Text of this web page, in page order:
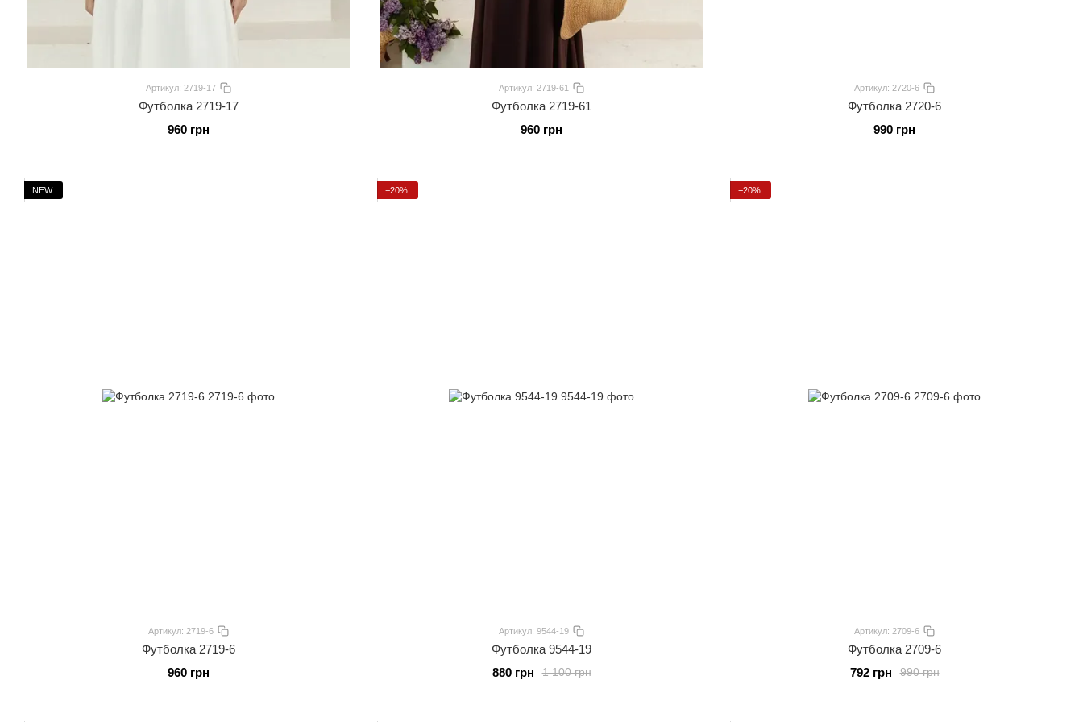
Артикул: 2719-17
Футболка 2719-17
960 грн
Артикул: 2719-61
Футболка 2719-61
960 грн
Артикул: 2720-6
Футболка 2720-6
990 грн
NEW
Артикул: 2719-6
Футболка 2719-6
960 грн
−20%
Артикул: 9544-19
Футболка 9544-19
1 100 грн
880 грн
−20%
Артикул: 2709-6
Футболка 2709-6
990 грн
792 грн